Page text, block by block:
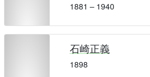
1881 – 1940
石崎正義
1898